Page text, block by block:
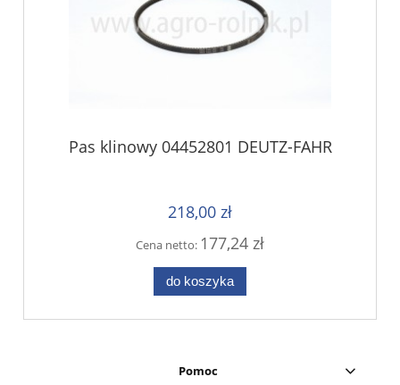
Pas klinowy 04452801 DEUTZ-FAHR
218,00 zł
Cena netto: 177,24 zł
do koszyka
Pomoc